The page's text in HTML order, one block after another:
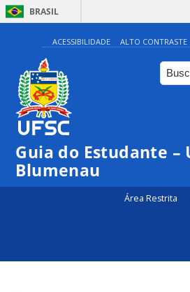
BRASIL
ACESSIBILIDADE ALTO CONTRASTE
Guia do Estudante –
Blumenau
Área Restrita